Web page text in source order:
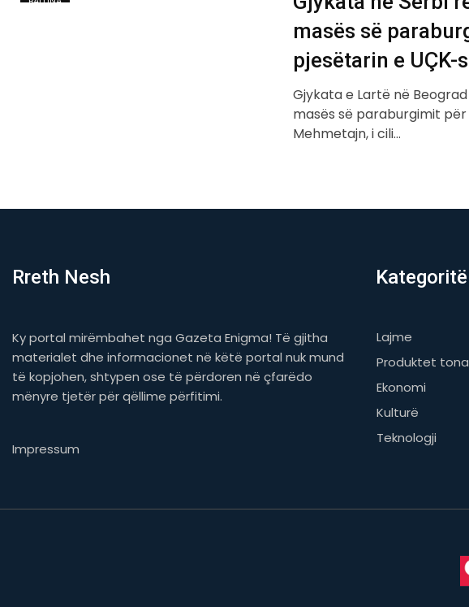
masës së
pjesëtarin e UÇK-
Gjykata e Lartë në
masës së paraburgimit për
Mehmetajn, i cili…
Rreth Nesh
Ky portal mirëmbahet nga Gazeta Enigma! Të gjitha
materialet dhe informacionet në këtë portal nuk mund
të kopjohen, shtypen ose të përdoren në çfarëdo
mënyre tjetër për qëllime përfitimi.
Impressum
Kategoritë
Lajme
Produktet tona
Ekonomi
Kulturë
Teknologji